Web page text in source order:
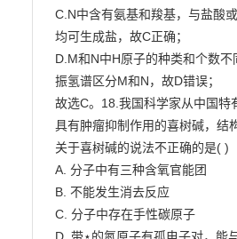
C.N中含有氨基和羧基，与盐酸
均可生成盐，故C正确；
D.M和N中H原子的种类和个数
振氢谱区分M和N，故D错误；
故选C。18.我国科学家从中国特
具有肿瘤抑制作用的喜树碱，结
关于喜树碱的说法不正确的是( )
A. 分子中有三种含氧官能团
B. 不能发生消去反应
C. 分子中存在手性碳原子